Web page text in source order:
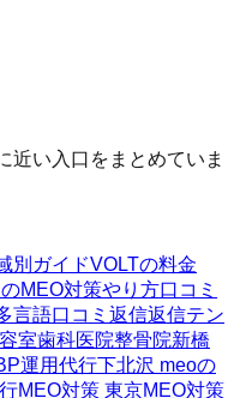
近い入口をまとめていま
別ガイドVOLTの料金
MEO対策やり方口コミ
言語口コミ返信返信テン
室歯科医院整骨院新橋
運用代行下北沢 meoの
MEO対策 東京MEO対策